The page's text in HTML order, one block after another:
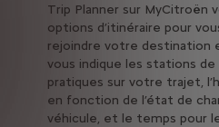
Trip Planner sur MyCitroën
options d’itinéraire pour
rejoindre votre destination
vous indique les stations de
pratiques sur votre trajet,
en fonction de l’état de
véhicule, et le temps pour